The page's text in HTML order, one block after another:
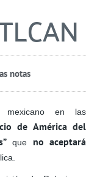
notas
mexicano en las
de América del
que no aceptará